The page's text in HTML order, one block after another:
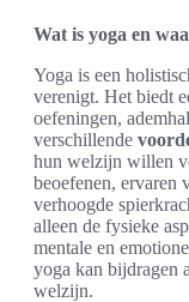
Wat is yoga en
Yoga is een
verenigt. Het biedt
oefeningen,
verschillende
hun welzijn willen
beoefenen, ervaren
verhoogde
alleen de fysieke
mentale en
yoga kan bijdragen
welzijn.